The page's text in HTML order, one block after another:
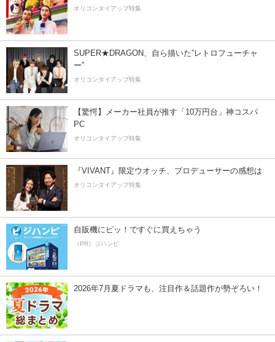
オリコンタイアップ特集
SUPER★DRAGON、自ら描いた”レトロフューチャ
ー”
オリコンタイアップ特集
【驚愕】メーカー社員が推す「10万円台」神コスパ
PC
オリコンタイアップ特集
『VIVANT』限定ウオッチ、プロデューサーの感想は
オリコンタイアップ特集
自販機にピッ！ですぐに買えちゃう
（PR）ジハンピ
2026年7月夏ドラマも、注目作＆話題作が勢ぞろい！